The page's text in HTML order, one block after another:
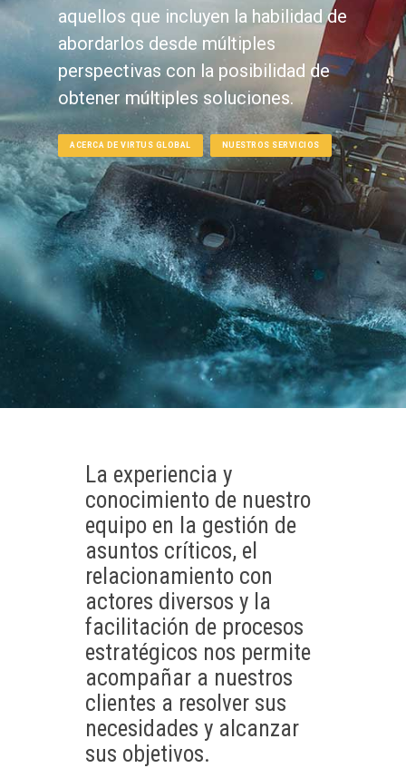
aquellos que incluyen la habilidad de
abordarlos desde múltiples
perspectivas con la posibilidad de
obtener múltiples soluciones.
ACERCA DE VIRTUS GLOBAL NUESTROS SERVICIOS
La experiencia y
conocimiento de nuestro
equipo en la gestión de
asuntos críticos, el
relacionamiento con
actores diversos y la
facilitación de procesos
estratégicos nos permite
acompañar a nuestros
clientes a resolver sus
necesidades y alcanzar
sus objetivos.